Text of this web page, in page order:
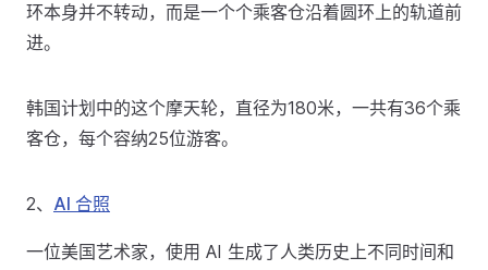
环本身并不转动，而是一个个乘客仓沿着圆环上的轨道前
进。
韩国计划中的这个摩天轮，直径为180米，一共有36个乘
客仓，每个容纳25位游客。
2、 AI 合照
一位美国艺术家，使用 AI 生成了人类历史上不同时间和